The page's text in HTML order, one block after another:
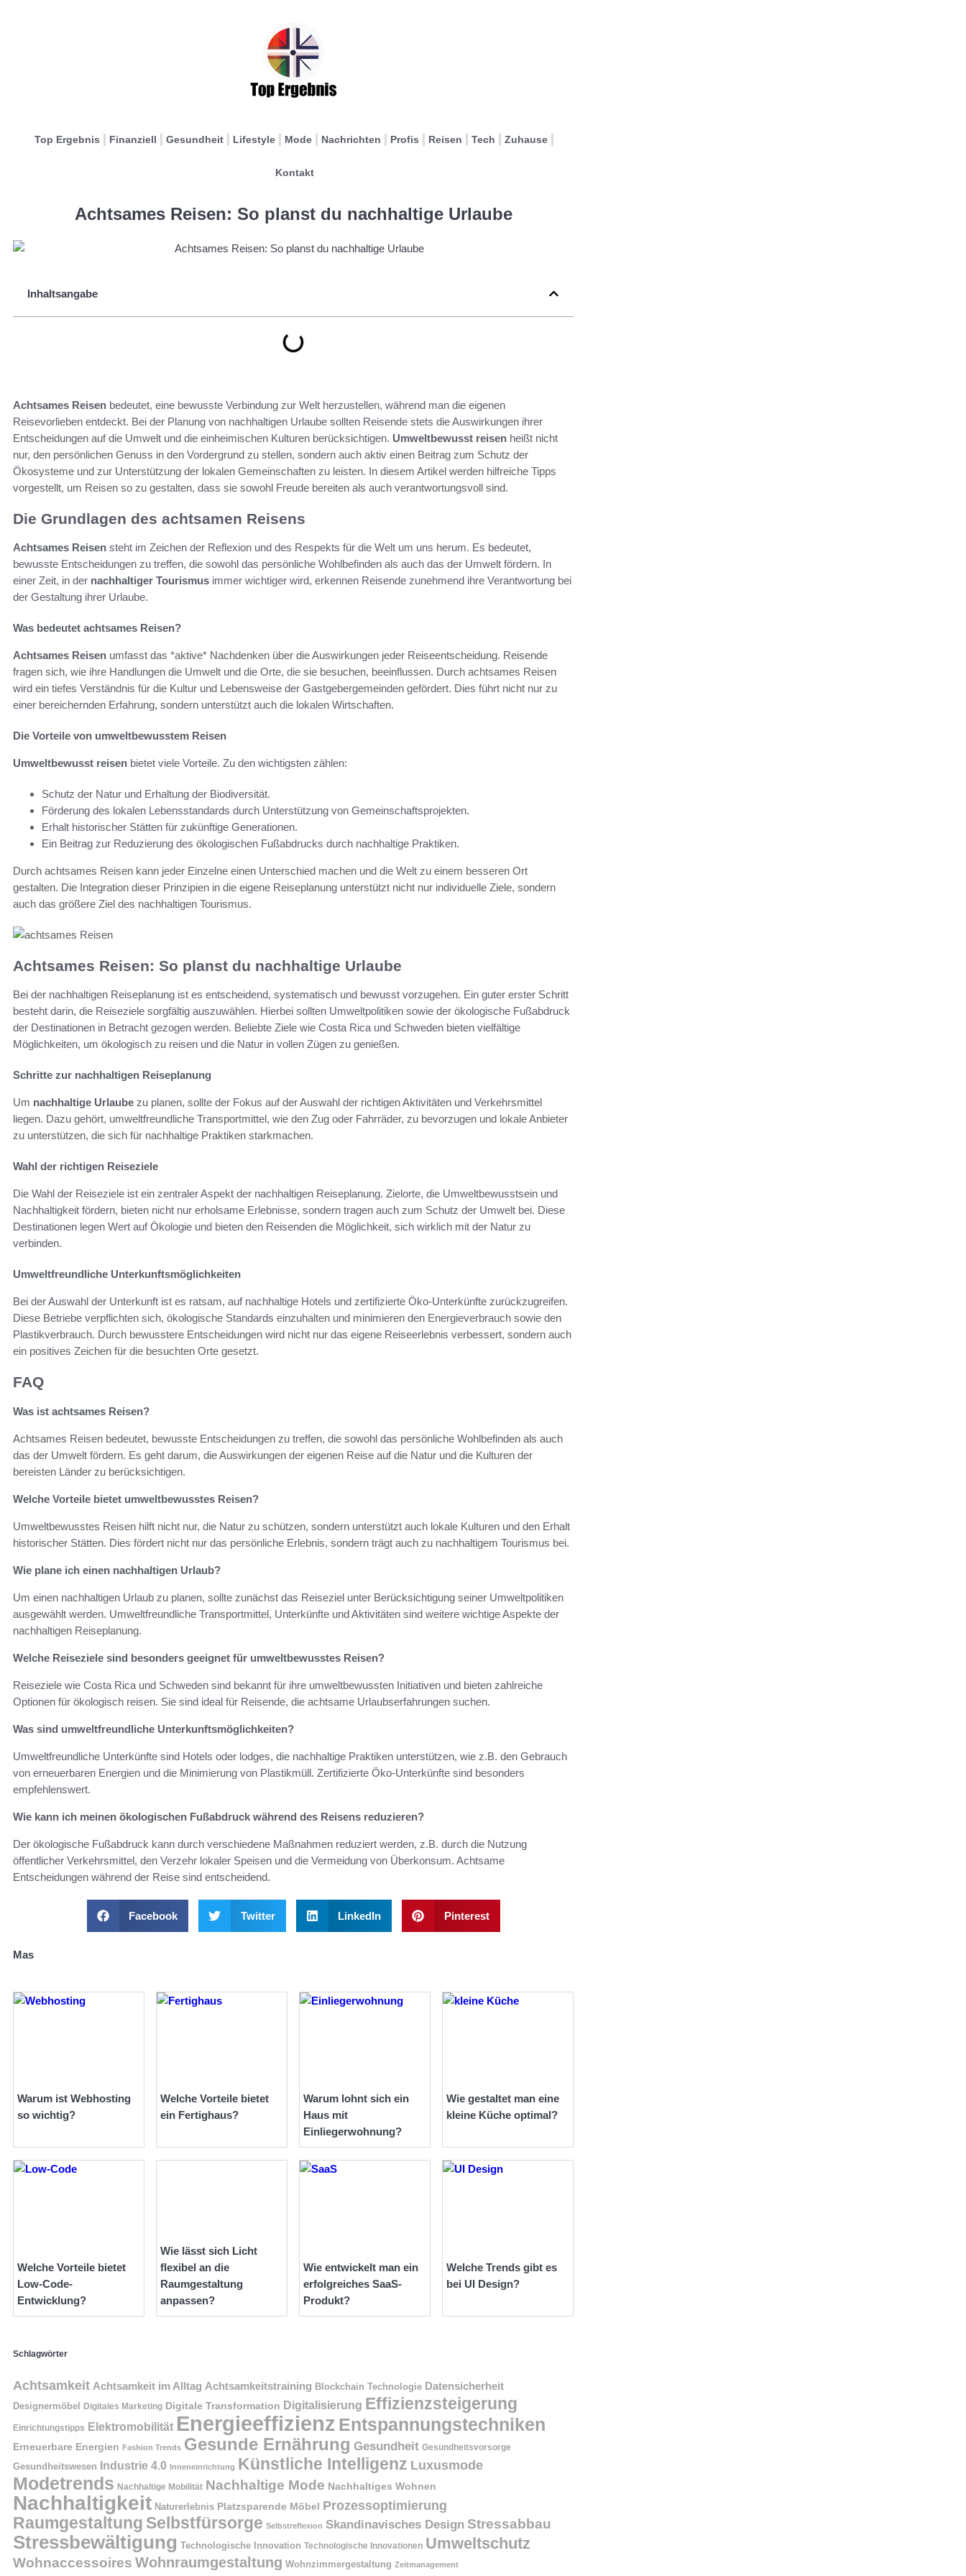
Top Ergebnis Finanziell Gesundheit Lifestyle Mode Nachrichten Profis Reisen Tech Zuhause
Kontakt
Achtsames Reisen: So planst du nachhaltige Urlaube
Inhaltsangabe
Achtsames Reisen bedeutet, eine bewusste Verbindung zur Welt herzustellen, während man die eigenen
Reisevorlieben entdeckt. Bei der Planung von nachhaltigen Urlaube sollten Reisende stets die Auswirkungen ihrer
Entscheidungen auf die Umwelt und die einheimischen Kulturen berücksichtigen. Umweltbewusst reisen heißt nicht
nur, den persönlichen Genuss in den Vordergrund zu stellen, sondern auch aktiv einen Beitrag zum Schutz der
Ökosysteme und zur Unterstützung der lokalen Gemeinschaften zu leisten. In diesem Artikel werden hilfreiche Tipps
vorgestellt, um Reisen so zu gestalten, dass sie sowohl Freude bereiten als auch verantwortungsvoll sind.
Die Grundlagen des achtsamen Reisens
Achtsames Reisen steht im Zeichen der Reflexion und des Respekts für die Welt um uns herum. Es bedeutet,
bewusste Entscheidungen zu treffen, die sowohl das persönliche Wohlbefinden als auch das der Umwelt fördern. In
einer Zeit, in der nachhaltiger Tourismus immer wichtiger wird, erkennen Reisende zunehmend ihre Verantwortung bei
der Gestaltung ihrer Urlaube.
Was bedeutet achtsames Reisen?
Achtsames Reisen umfasst das *aktive* Nachdenken über die Auswirkungen jeder Reiseentscheidung. Reisende
fragen sich, wie ihre Handlungen die Umwelt und die Orte, die sie besuchen, beeinflussen. Durch achtsames Reisen
wird ein tiefes Verständnis für die Kultur und Lebensweise der Gastgebergemeinden gefördert. Dies führt nicht nur zu
einer bereichernden Erfahrung, sondern unterstützt auch die lokalen Wirtschaften.
Die Vorteile von umweltbewusstem Reisen
Umweltbewusst reisen bietet viele Vorteile. Zu den wichtigsten zählen:
Schutz der Natur und Erhaltung der Biodiversität.
Förderung des lokalen Lebensstandards durch Unterstützung von Gemeinschaftsprojekten.
Erhalt historischer Stätten für zukünftige Generationen.
Ein Beitrag zur Reduzierung des ökologischen Fußabdrucks durch nachhaltige Praktiken.
Durch achtsames Reisen kann jeder Einzelne einen Unterschied machen und die Welt zu einem besseren Ort
gestalten. Die Integration dieser Prinzipien in die eigene Reiseplanung unterstützt nicht nur individuelle Ziele, sondern
auch das größere Ziel des nachhaltigen Tourismus.
Achtsames Reisen: So planst du nachhaltige Urlaube
Bei der nachhaltigen Reiseplanung ist es entscheidend, systematisch und bewusst vorzugehen. Ein guter erster Schritt
besteht darin, die Reiseziele sorgfältig auszuwählen. Hierbei sollten Umweltpolitiken sowie der ökologische Fußabdruck
der Destinationen in Betracht gezogen werden. Beliebte Ziele wie Costa Rica und Schweden bieten vielfältige
Möglichkeiten, um ökologisch zu reisen und die Natur in vollen Zügen zu genießen.
Schritte zur nachhaltigen Reiseplanung
Um nachhaltige Urlaube zu planen, sollte der Fokus auf der Auswahl der richtigen Aktivitäten und Verkehrsmittel
liegen. Dazu gehört, umweltfreundliche Transportmittel, wie den Zug oder Fahrräder, zu bevorzugen und lokale Anbieter
zu unterstützen, die sich für nachhaltige Praktiken starkmachen.
Wahl der richtigen Reiseziele
Die Wahl der Reiseziele ist ein zentraler Aspekt der nachhaltigen Reiseplanung. Zielorte, die Umweltbewusstsein und
Nachhaltigkeit fördern, bieten nicht nur erholsame Erlebnisse, sondern tragen auch zum Schutz der Umwelt bei. Diese
Destinationen legen Wert auf Ökologie und bieten den Reisenden die Möglichkeit, sich wirklich mit der Natur zu
verbinden.
Umweltfreundliche Unterkunftsmöglichkeiten
Bei der Auswahl der Unterkunft ist es ratsam, auf nachhaltige Hotels und zertifizierte Öko-Unterkünfte zurückzugreifen.
Diese Betriebe verpflichten sich, ökologische Standards einzuhalten und minimieren den Energieverbrauch sowie den
Plastikverbrauch. Durch bewusstere Entscheidungen wird nicht nur das eigene Reiseerlebnis verbessert, sondern auch
ein positives Zeichen für die besuchten Orte gesetzt.
FAQ
Was ist achtsames Reisen?
Achtsames Reisen bedeutet, bewusste Entscheidungen zu treffen, die sowohl das persönliche Wohlbefinden als auch
das der Umwelt fördern. Es geht darum, die Auswirkungen der eigenen Reise auf die Natur und die Kulturen der
bereisten Länder zu berücksichtigen.
Welche Vorteile bietet umweltbewusstes Reisen?
Umweltbewusstes Reisen hilft nicht nur, die Natur zu schützen, sondern unterstützt auch lokale Kulturen und den Erhalt
historischer Stätten. Dies fördert nicht nur das persönliche Erlebnis, sondern trägt auch zu nachhaltigem Tourismus bei.
Wie plane ich einen nachhaltigen Urlaub?
Um einen nachhaltigen Urlaub zu planen, sollte zunächst das Reiseziel unter Berücksichtigung seiner Umweltpolitiken
ausgewählt werden. Umweltfreundliche Transportmittel, Unterkünfte und Aktivitäten sind weitere wichtige Aspekte der
nachhaltigen Reiseplanung.
Welche Reiseziele sind besonders geeignet für umweltbewusstes Reisen?
Reiseziele wie Costa Rica und Schweden sind bekannt für ihre umweltbewussten Initiativen und bieten zahlreiche
Optionen für ökologisch reisen. Sie sind ideal für Reisende, die achtsame Urlaubserfahrungen suchen.
Was sind umweltfreundliche Unterkunftsmöglichkeiten?
Umweltfreundliche Unterkünfte sind Hotels oder lodges, die nachhaltige Praktiken unterstützen, wie z.B. den Gebrauch
von erneuerbaren Energien und die Minimierung von Plastikmüll. Zertifizierte Öko-Unterkünfte sind besonders
empfehlenswert.
Wie kann ich meinen ökologischen Fußabdruck während des Reisens reduzieren?
Der ökologische Fußabdruck kann durch verschiedene Maßnahmen reduziert werden, z.B. durch die Nutzung
öffentlicher Verkehrsmittel, den Verzehr lokaler Speisen und die Vermeidung von Überkonsum. Achtsame
Entscheidungen während der Reise sind entscheidend.
Facebook Twitter LinkedIn Pinterest
Mas
Warum ist Webhosting
so wichtig?
Welche Vorteile bietet
ein Fertighaus?
Warum lohnt sich ein
Haus mit
Einliegerwohnung?
Wie gestaltet man eine
kleine Küche optimal?
Welche Vorteile bietet
Low-Code-
Entwicklung?
Wie lässt sich Licht
flexibel an die
Raumgestaltung
anpassen?
Wie entwickelt man ein
erfolgreiches SaaS-
Produkt?
Welche Trends gibt es
bei UI Design?
Schlagwörter
Achtsamkeit Achtsamkeit im Alltag Achtsamkeitstraining Blockchain Technologie Datensicherheit
Designermöbel Digitales Marketing Digitale Transformation Digitalisierung Effizienzsteigerung
Einrichtungstipps Elektromobilität Energieeffizienz Entspannungstechniken
Erneuerbare Energien Fashion Trends Gesunde Ernährung Gesundheit Gesundheitsvorsorge
Gesundheitswesen Industrie 4.0 Inneneinrichtung Künstliche Intelligenz Luxusmode
Modetrends Nachhaltige Mobilität Nachhaltige Mode Nachhaltiges Wohnen
Nachhaltigkeit Naturerlebnis Platzsparende Möbel Prozessoptimierung
Raumgestaltung Selbstfürsorge Selbstreflexion Skandinavisches Design Stressabbau
Stressbewältigung Technologische Innovation Technologische Innovationen Umweltschutz
Wohnaccessoires Wohnraumgestaltung Wohnzimmergestaltung Zeitmanagement